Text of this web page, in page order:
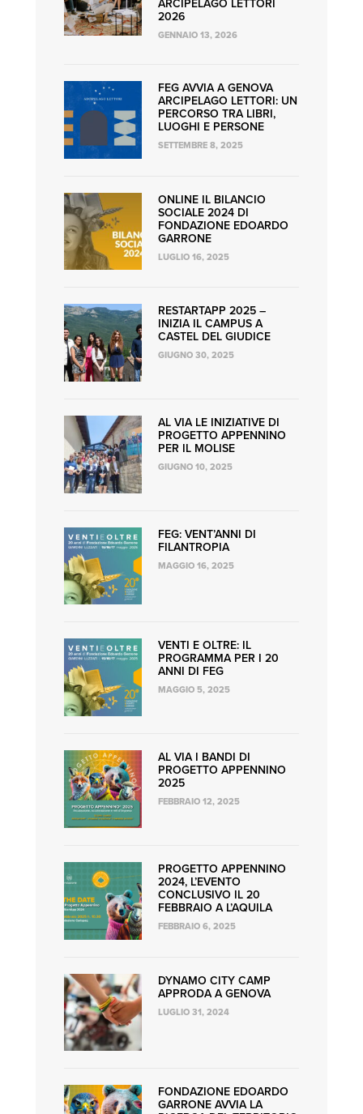
ARCIPELAGO LETTORI
2026
GENNAIO 13, 2026
FEG AVVIA A GENOVA
ARCIPELAGO LETTORI: UN
PERCORSO TRA LIBRI,
LUOGHI E PERSONE
SETTEMBRE 8, 2025
ONLINE IL BILANCIO
SOCIALE 2024 DI
FONDAZIONE EDOARDO
GARRONE
LUGLIO 16, 2025
RESTARTAPP 2025 –
INIZIA IL CAMPUS A
CASTEL DEL GIUDICE
GIUGNO 30, 2025
AL VIA LE INIZIATIVE DI
PROGETTO APPENNINO
PER IL MOLISE
GIUGNO 10, 2025
FEG: VENT’ANNI DI
FILANTROPIA
MAGGIO 16, 2025
VENTI E OLTRE: IL
PROGRAMMA PER I 20
ANNI DI FEG
MAGGIO 5, 2025
AL VIA I BANDI DI
PROGETTO APPENNINO
2025
FEBBRAIO 12, 2025
PROGETTO APPENNINO
2024, L’EVENTO
CONCLUSIVO IL 20
FEBBRAIO A L’AQUILA
FEBBRAIO 6, 2025
DYNAMO CITY CAMP
APPRODA A GENOVA
LUGLIO 31, 2024
FONDAZIONE EDOARDO
GARRONE AVVIA LA